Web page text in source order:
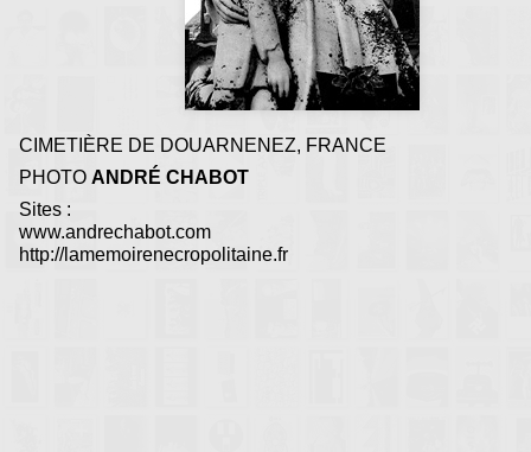
CIMETIÈRE DE DOUARNENEZ, FRANCE
PHOTO ANDRÉ CHABOT
Sites :
www.andrechabot.com
http://lamemoirenecropolitaine.fr